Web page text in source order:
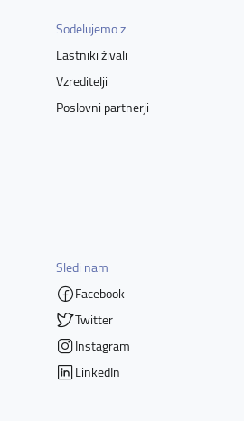
Sodelujemo z
Lastniki živali
Vzreditelji
Poslovni partnerji
Sledi nam
Facebook
Twitter
Instagram
LinkedIn